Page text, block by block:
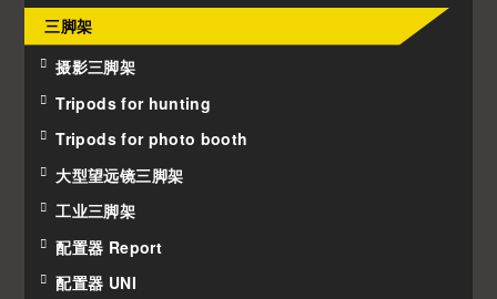
三脚架
摄影三脚架
Tripods for hunting
Tripods for photo booth
大型望远镜三脚架
工业三脚架
配置器 Report
配置器 UNI